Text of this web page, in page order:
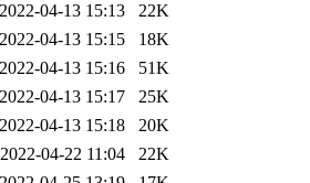
2022-04-13 15:13
22K
2022-04-13 15:15
18K
2022-04-13 15:16
51K
2022-04-13 15:17
25K
2022-04-13 15:18
20K
2022-04-22 11:04
22K